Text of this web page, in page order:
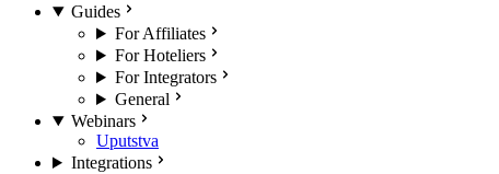
Guides
For Affiliates
For Hoteliers
For Integrators
General
Webinars
Uputstva
Integrations